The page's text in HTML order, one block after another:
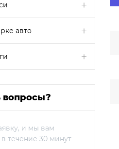
авто
вопросы?
и мы вам
течение 30 минут